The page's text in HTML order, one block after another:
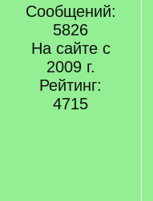
Сообщений:
5826
На сайте с
2009 г.
Рейтинг:
4715